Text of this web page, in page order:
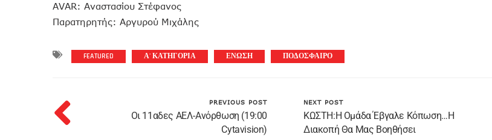
AVAR: Αναστασίου Στέφανος
Παρατηρητής: Αργυρού Μιχάλης
FEATURED Α' ΚΑΤΗΓΟΡΙΑ ΕΝΩΣΗ ΠΟΔΟΣΦΑΙΡΟ
PREVIOUS POST
Οι 11αδες ΑΕΛ-Ανόρθωση (19:00
Cytavision)
NEXT POST
ΚΩΣΤΗ:Η Ομάδα Έβγαλε Κόπωση…Η
Διακοπή Θα Μας Βοηθήσει